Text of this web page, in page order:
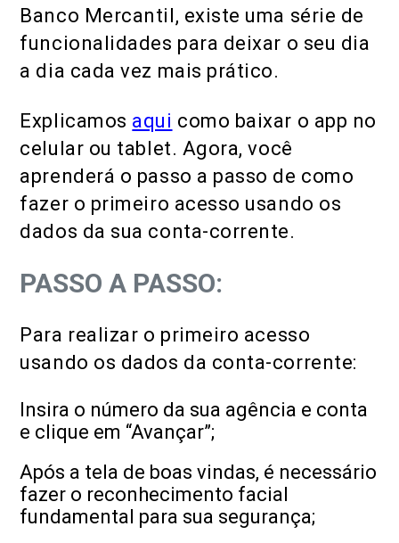
Banco Mercantil, existe uma série de
funcionalidades para deixar o seu dia
a dia cada vez mais prático.
Explicamos aqui como baixar o app no
celular ou tablet. Agora, você
aprenderá o passo a passo de como
fazer o primeiro acesso usando os
dados da sua conta-corrente.
PASSO A PASSO:
Para realizar o primeiro acesso
usando os dados da conta-corrente:
Insira o número da sua agência e conta
e clique em “Avançar”;
Após a tela de boas vindas, é necessário
fazer o reconhecimento facial
fundamental para sua segurança;